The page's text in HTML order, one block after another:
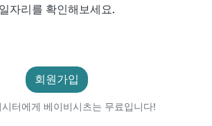
일자리를 확인해보세요.
회원가입
터에게 베이비시츠는 무료입니다!